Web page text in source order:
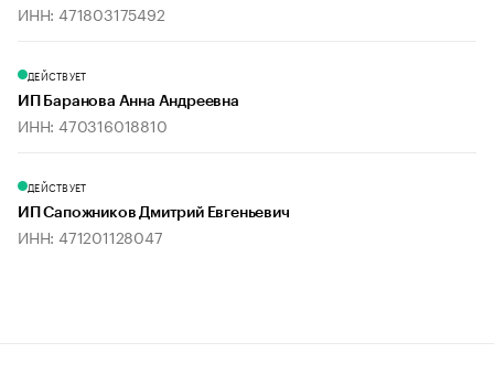
ИНН: 471803175492
ДЕЙСТВУЕТ
ИП Баранова Анна Андреевна
ИНН: 470316018810
ДЕЙСТВУЕТ
ИП Сапожников Дмитрий Евгеньевич
ИНН: 471201128047